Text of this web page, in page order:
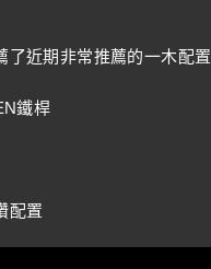
了近期非常推薦的一木配置
鐵桿
配置